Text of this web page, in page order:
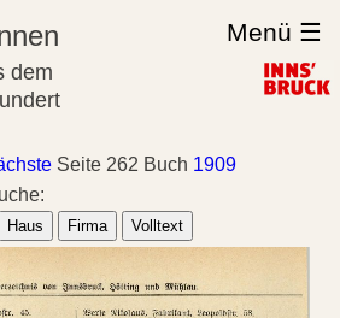
dem
Menü ☰
Seite 262 Buch 1909
Haus Firma Volltext